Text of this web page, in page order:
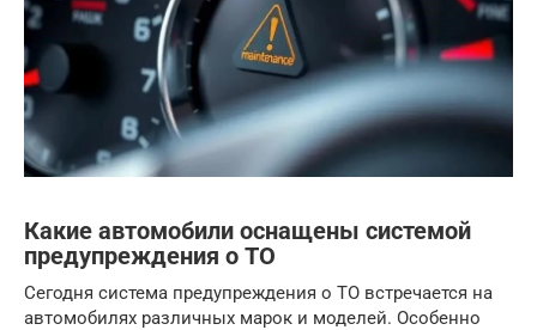
Какие автомобили оснащены системой
предупреждения о ТО
Сегодня система предупреждения о ТО встречается на
автомобилях различных марок и моделей. Особенно